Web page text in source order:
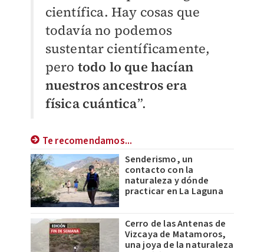
científica. Hay cosas que
todavía no podemos
sustentar científicamente,
pero todo lo que hacían
nuestros ancestros era
física cuántica”.
Te recomendamos...
Senderismo, un
contacto con la
naturaleza y dónde
practicar en La Laguna
Cerro de las Antenas de
Vizcaya de Matamoros,
una joya de la naturaleza